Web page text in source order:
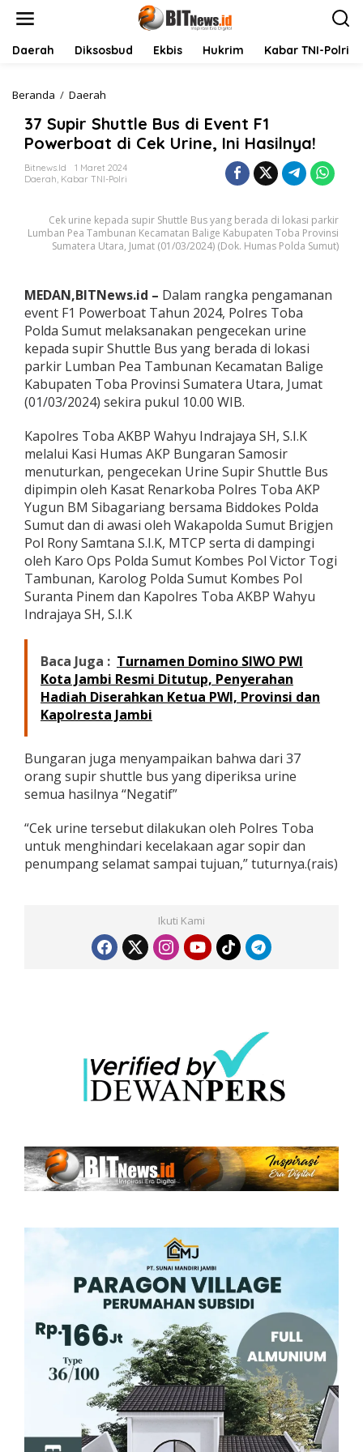
Daerah Diksosbud Ekbis Hukrim Kabar TNI-Polri
Beranda / Daerah
S
u
p
i
r
u
t
B
u
s
d
i
E
v
e
t
F
1
P
o
w
r
b
o
a
t
d
i
k
U
r
i
n
I
n
i
a
s
i
l
37 Supir Shuttle Bus di Event F1
Powerboat di Cek Urine, Ini Hasilnya!
Bitnews.id
1 Maret 2024
Daerah, Kabar TNI-Polri
Cek urine kepada supir Shuttle Bus yang berada di lokasi parkir
Lumban Pea Tambunan Kecamatan Balige Kabupaten Toba Provinsi
Sumatera Utara, Jumat (01/03/2024) (Dok. Humas Polda Sumut)
MEDAN,BITNews.id – Dalam rangka pengamanan
event F1 Powerboat Tahun 2024, Polres Toba
Polda Sumut melaksanakan pengecekan urine
kepada supir Shuttle Bus yang berada di lokasi
parkir Lumban Pea Tambunan Kecamatan Balige
Kabupaten Toba Provinsi Sumatera Utara, Jumat
(01/03/2024) sekira pukul 10.00 WIB.
Kapolres Toba AKBP Wahyu Indrajaya SH, S.I.K
melalui Kasi Humas AKP Bungaran Samosir
menuturkan, pengecekan Urine Supir Shuttle Bus
dipimpin oleh Kasat Renarkoba Polres Toba AKP
Yugun BM Sibagariang bersama Biddokes Polda
Sumut dan di awasi oleh Wakapolda Sumut Brigjen
Pol Rony Samtana S.I.K, MTCP serta di dampingi
oleh Karo Ops Polda Sumut Kombes Pol Victor Togi
Tambunan, Karolog Polda Sumut Kombes Pol
Suranta Pinem dan Kapolres Toba AKBP Wahyu
Indrajaya SH, S.I.K
Baca Juga : Turnamen Domino SIWO PWI
Kota Jambi Resmi Ditutup, Penyerahan
Hadiah Diserahkan Ketua PWI, Provinsi dan
Kapolresta Jambi
Bungaran juga menyampaikan bahwa dari 37
orang supir shuttle bus yang diperiksa urine
semua hasilnya “Negatif”
“Cek urine tersebut dilakukan oleh Polres Toba
untuk menghindari kecelakaan agar sopir dan
penumpang selamat sampai tujuan,” tuturnya.(rais)
Ikuti Kami